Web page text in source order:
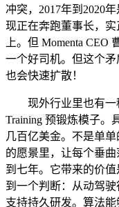
冲突，2017年到2020
现正在奔跑董事长，
上。但 Momenta CEO
一个好司机。但这个
也会快速扩散！
现外行业里也有一种
Training 预锻炼模子。
几百亿美金。不是单
的愿景里，让每个垂
到七年。它带来的价
到一个判断：从动驾
支持持久研发。算法